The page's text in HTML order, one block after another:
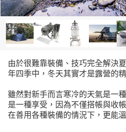
由於很難靠裝備、技巧完全解決
年四季中，冬天其實才是露營的
雖然對新手而言寒冷的天氣是一
是一種享受，因為不僅搭帳與收
在善用各種裝備的情況下，更能